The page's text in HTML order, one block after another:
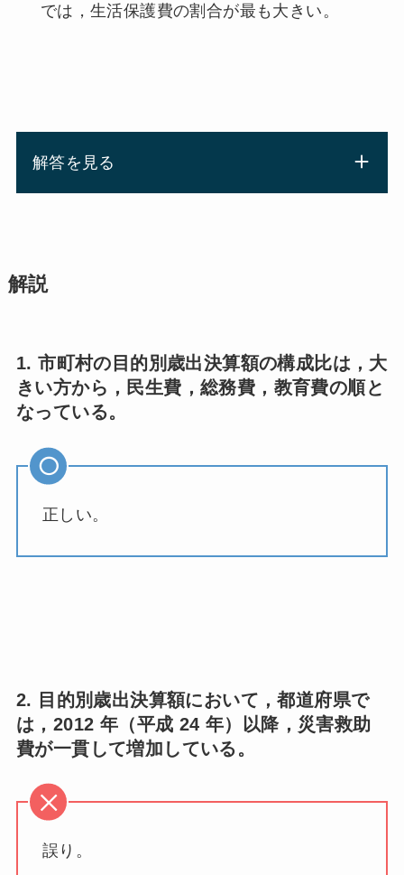
では，生活保護費の割合が最も大きい。
解答を見る
解説
1. 市町村の目的別歳出決算額の構成比は，大
きい方から，民生費，総務費，教育費の順と
なっている。
正しい。
2. 目的別歳出決算額において，都道府県で
は，2012 年（平成 24 年）以降，災害救助
費が一貫して増加している。
誤り。